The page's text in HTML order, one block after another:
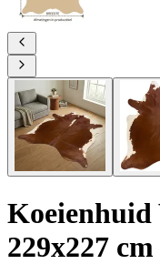
Koeienhuid
229x227 cm